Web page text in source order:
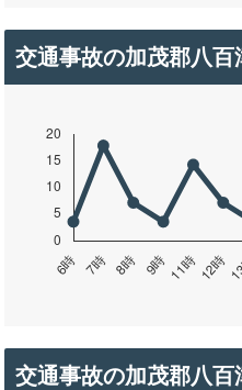
交通事故の加茂郡八
交通事故の加茂郡八